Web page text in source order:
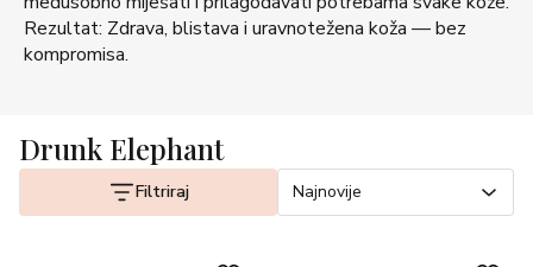
Rezultat: Zdrava, blistava i uravnotežena koža — bez
kompromisa.
Drunk Elephant
Filtriraj Najnovije